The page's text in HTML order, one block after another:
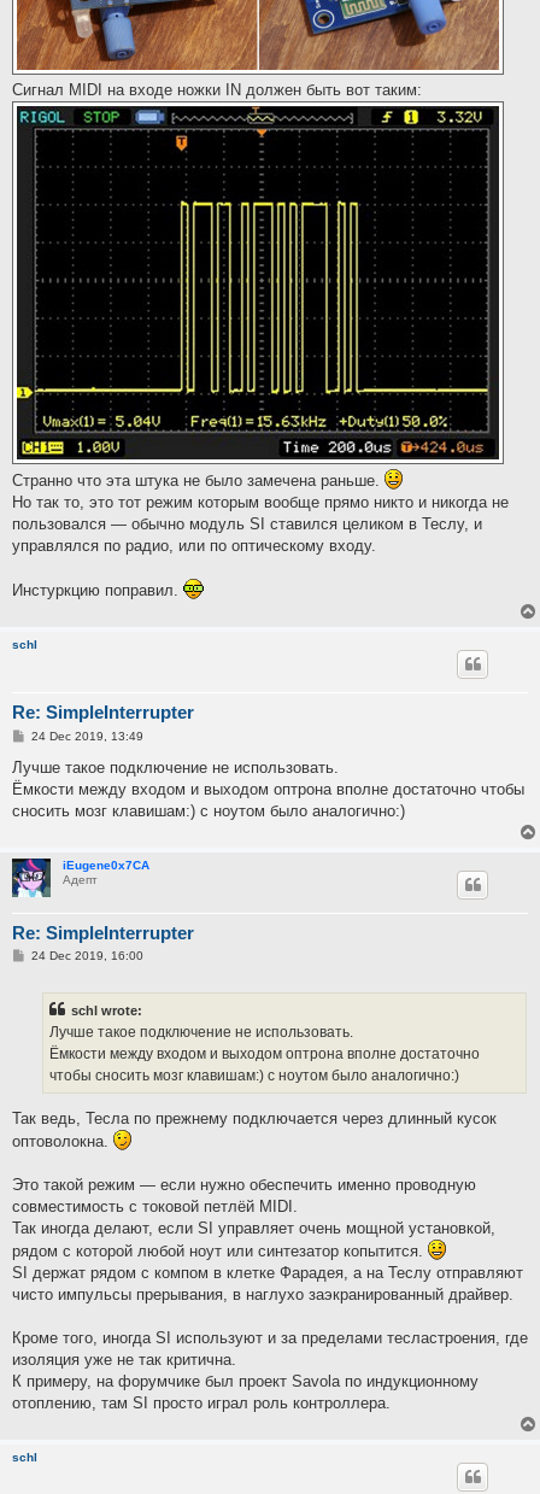
Сигнал MIDI на входе ножки IN должен быть вот таким:
Странно что эта штука не было замечена раньше.
Но так то, это тот режим которым вообще прямо никто и никогда не
пользовался — обычно модуль SI ставился целиком в Теслу, и
управлялся по радио, или по оптическому входу.
Инстуркцию поправил.
schl
Re: SimpleInterrupter
P
s
t
24 Dec 2019, 13:49
Лучше такое подключение не использовать.
Ёмкости между входом и выходом оптрона вполне достаточно чтобы
сносить мозг клавишам:) с ноутом было аналогично:)
iEugene0x7CA
Адепт
Re: SimpleInterrupter
P24 Dec 2019, 16:00
schl wrote:
Лучше такое подключение не использовать.
Ёмкости между входом и выходом оптрона вполне достаточно
чтобы сносить мозг клавишам:) с ноутом было аналогично:)
Так ведь, Тесла по прежнему подключается через длинный кусок
оптоволокна.
Это такой режим — если нужно обеспечить именно проводную
совместимость с токовой петлёй MIDI.
Так иногда делают, если SI управляет очень мощной установкой,
рядом с которой любой ноут или синтезатор копытится.
SI держат рядом с компом в клетке Фарадея, а на Теслу отправляют
чисто импульсы прерывания, в наглухо заэкранированный драйвер.
Кроме того, иногда SI используют и за пределами тесластроения, где
изоляция уже не так критична.
К примеру, на форумчике был проект Savola по индукционному
отоплению, там SI просто играл роль контроллера.
schl